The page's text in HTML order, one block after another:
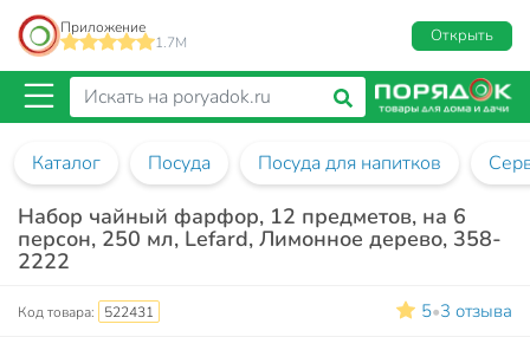
Приложение
1.7M
Открыть
Каталог Посуда Посуда для напитков
Набор чайный фарфор, 12 предметов, на 6
персон, 250 мл, Lefard, Лимонное дерево, 358-
2222
Код товара: 522431 5•3 отзыва